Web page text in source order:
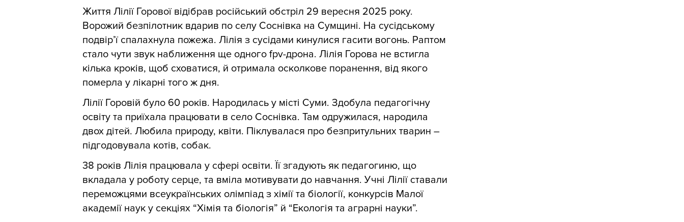
Життя Лілії Горової відібрав російський обстріл 29 вересня 2025 року.
Ворожий безпілотник вдарив по селу Соснівка на Сумщині. На сусідському
подвір’ї спалахнула пожежа. Лілія з сусідами кинулися гасити вогонь. Раптом
стало чути звук наближення ще одного fpv-дрона. Лілія Горова не встигла
кілька кроків, щоб сховатися, й отримала осколкове поранення, від якого
померла у лікарні того ж дня.
Лілії Горовій було 60 років. Народилась у місті Суми. Здобула педагогічну
освіту та приїхала працювати в село Соснівка. Там одружилася, народила
двох дітей. Любила природу, квіти. Піклувалася про безпритульних тварин –
підгодовувала котів, собак.
38 років Лілія працювала у сфері освіти. Її згадують як педагогиню, що
вкладала у роботу серце, та вміла мотивувати до навчання. Учні Лілії ставали
переможцями всеукраїнських олімпіад з хімії та біології, конкурсів Малої
академії наук у секціях “Хімія та біологія” й “Екологія та аграрні науки”.